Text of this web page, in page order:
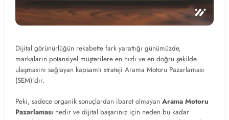
Dijital görünürlüğün rekabette fark yarattığı günümüzde,
markaların potansiyel müşterilere en hızlı ve en doğru şekilde
ulaşmasını sağlayan kapsamlı strateji Arama Motoru Pazarlaması
(SEM)’dır.
Peki, sadece organik sonuçlardan ibaret olmayan Arama Motoru
Pazarlaması nedir ve dijital başarınız için neden bu kadar